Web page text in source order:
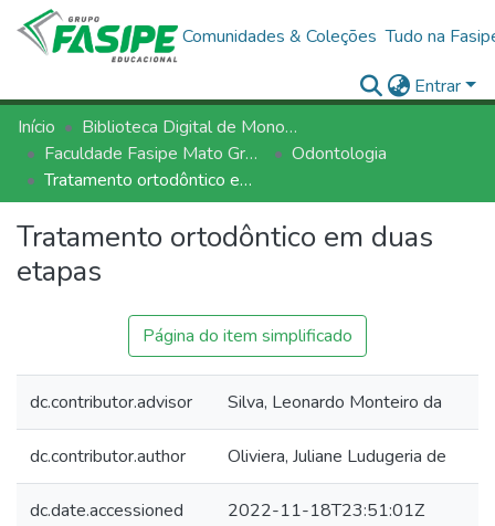
Comunidades & Coleções Tudo na
Entrar
Início
Biblioteca Digital de Monografias - BDM/FASIPE
Faculdade Fasipe Mato Grosso
Odontologia
Tratamento ortodôntico em duas etapas
Tratamento ortodôntico em duas
etapas
Página do item simplificado
dc.contributor.advisor Silva, Leonardo Monteiro da
dc.contributor.author Oliviera, Juliane Ludugeria de
dc.date.accessioned 2022-11-18T23:51:01Z